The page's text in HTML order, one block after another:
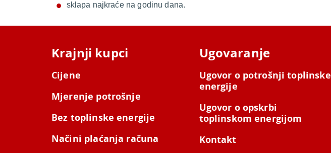
sklapa najkraće na godinu dana.
Krajnji kupci
Cijene
Mjerenje potrošnje
Bez toplinske energije
Načini plaćanja računa
Ugovaranje
Ugovor o potrošnji toplinske
energije
Ugovor o opskrbi
toplinskom energijom
Kontakt